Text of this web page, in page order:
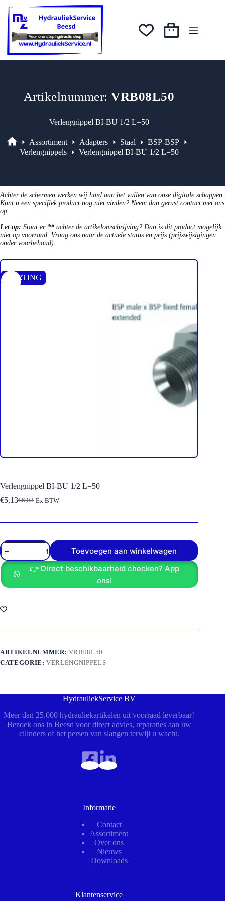
naar
inhoud
was:
€6,03.
€5,13.
Winkelwagen
Artikelnummer:VRB08L50
Verlengnippel BI-BU 1/2 L=50
Assortiment
Assortiment Adapters Staal
BSP-BSP
Verlengnippels
Verlengnippel BI-BU 1/2 L=50
Achter de schermen werken wij hard aan het vullen van onze digitale schappen.
Kunt u een specifiek product nog niet vinden? Neem dan gerust contact met ons
op.
Let op: Staat er ** achter de artikelomschrijving? Dan is dit product mogelijk
niet op voorraad. Vraag ons naar de actuele status en prijs (prijswijzigingen
onder voorbehoud).
KORTING
Verlengnippel BI-BU 1/2 L=50
€6,03
Oorspronkelijke
was:
€5,13Huidige
is:
Ex BTW
Verlengnippel
BI-
BU
L=50
aantal
Toevoegen aan winkelwagen
👉 Direct beschikbaarheid checken? App
ons!
ARTIKELNUMMER: VRB08L50
CATEGORIE:VERLENGNIPPELS
HydrauliekService BV
Meer dan 25.000 hydrauliekartikelen uit voorraad leverbaar!
Bezoek ons in Beesd voor direct advies, reparaties aan uw
cilinders of het persen van slangen terwijl u wacht.
Informatie
Contact
Assortiment
Over ons
Nieuws
Downloads
Klantenservice